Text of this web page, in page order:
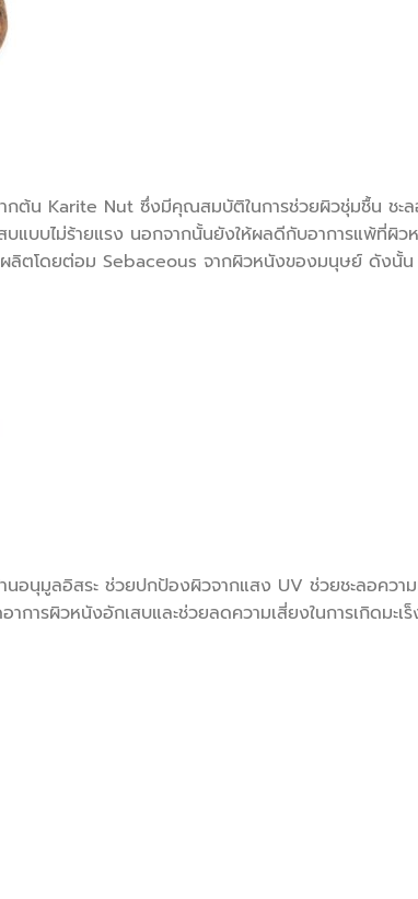
ากต้น Karite Nut ซึ่งมีคุณสมบัติในการช่วยผิวชุ่มชื้น
แบบไม่ร้ายแรง นอกจากนั้นยังให้ผลดีกับอาการแพ้ที่
ลิตโดยต่อม Sebaceous จากผิวหนังของมนุษย์ ดัง
อนุมูลอิสระ ช่วยปกป้องผิวจากแสง UV ช่วยชะลอคว
การผิวหนังอักเสบและช่วยลดความเสี่ยงในการเกิดมะ